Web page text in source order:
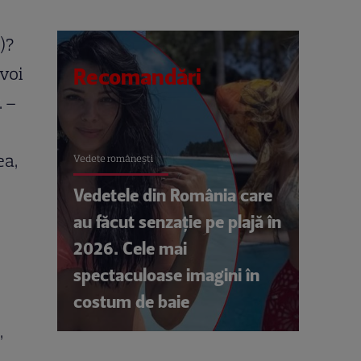
–
Recomandări
Vedete româneşti
Vedetele din România care
au făcut senzație pe plajă în
2026. Cele mai
spectaculoase imagini în
costum de baie